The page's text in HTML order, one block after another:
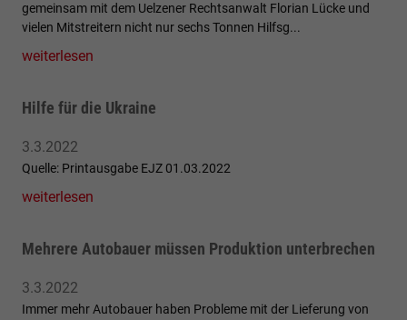
gemeinsam mit dem Uelzener Rechtsanwalt Florian Lücke und
vielen Mitstreitern nicht nur sechs Tonnen Hilfsg...
weiterlesen
Hilfe für die Ukraine
3.3.2022
Quelle: Printausgabe EJZ 01.03.2022
weiterlesen
Mehrere Autobauer müssen Produktion unterbrechen
3.3.2022
Immer mehr Autobauer haben Probleme mit der Lieferung von